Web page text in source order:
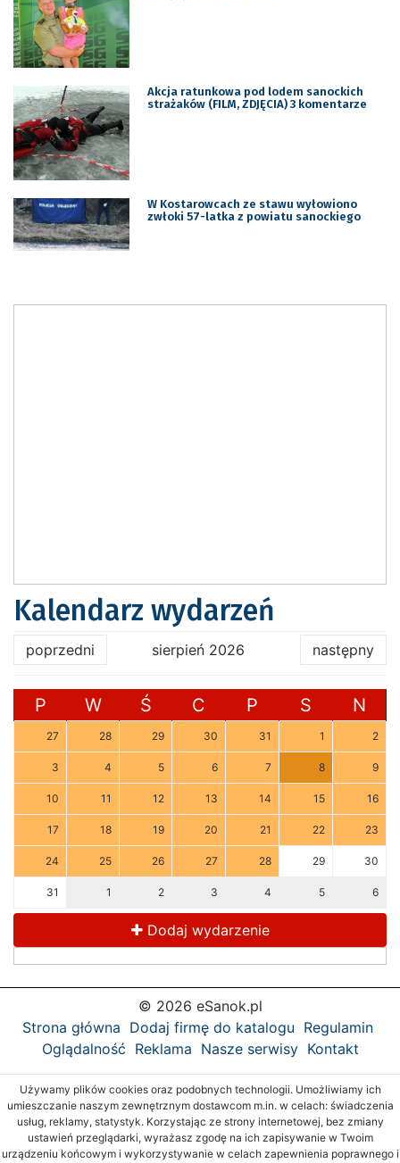
Akcja ratunkowa pod lodem sanockich
strażaków (FILM, ZDJĘCIA) 3 komentarze
W Kostarowcach ze stawu wyłowiono
zwłoki 57-latka z powiatu sanockiego
Kalendarz wydarzeń
poprzedni sierpień 2026 następny
P W Ś C P S N
27 28 29 30 31 1 2
3 4 5 6 7 8 9
10 11 12 13 14 15 16
17 18 19 20 21 22 23
24 25 26 27 28 29 30
31 1 2 3 4 5 6
Dodaj wydarzenie
© 2026 eSanok.pl
Strona główna Dodaj firmę do katalogu Regulamin
Oglądalność Reklama Nasze serwisy Kontakt
Używamy plików cookies oraz podobnych technologii. Umożliwiamy ich
umieszczanie naszym zewnętrznym dostawcom m.in. w celach: świadczenia
usług, reklamy, statystyk. Korzystając ze strony internetowej, bez zmiany
ustawień przeglądarki, wyrażasz zgodę na ich zapisywanie w Twoim
urządzeniu końcowym i wykorzystywanie w celach zapewnienia poprawnego i